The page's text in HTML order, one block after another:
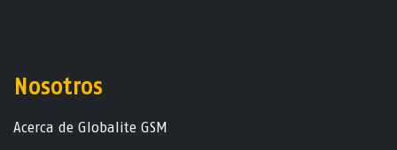
Nosotros
Acerca de Globalite GSM